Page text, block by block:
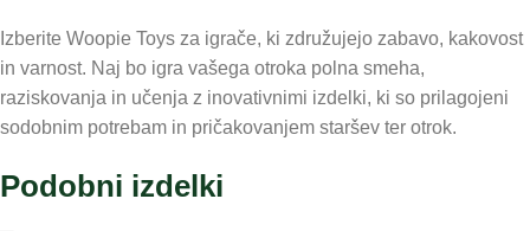
Izberite Woopie Toys za igrače, ki združujejo zabavo, kakovost
in varnost. Naj bo igra vašega otroka polna smeha,
raziskovanja in učenja z inovativnimi izdelki, ki so prilagojeni
sodobnim potrebam in pričakovanjem staršev ter otrok.
Podobni izdelki